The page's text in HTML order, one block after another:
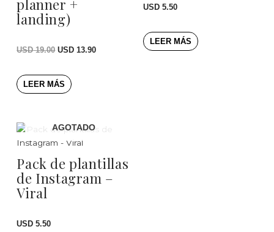
planner +
landing)
USD19.00 USD 13.90
LEER MÁS
USD 5.50
LEER MÁS
AGOTADO
Pack de plantillas
de Instagram –
Viral
USD 5.50